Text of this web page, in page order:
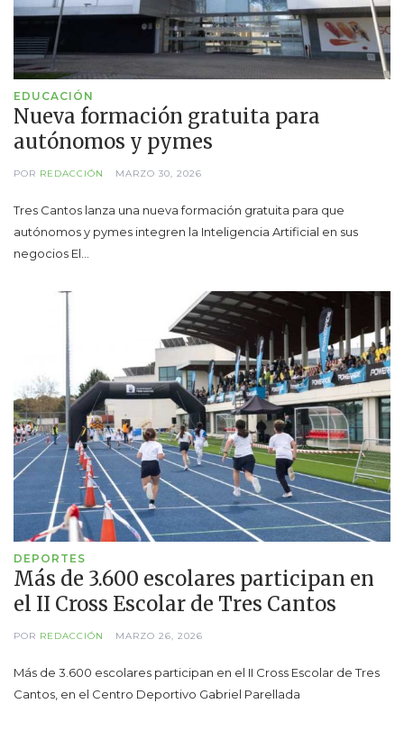
EDUCACIÓN
Nueva formación gratuita para
autónomos y pymes
POR REDACCIÓN MARZO 30, 2026
Tres Cantos lanza una nueva formación gratuita para que
autónomos y pymes integren la Inteligencia Artificial en sus
negocios El…
DEPORTES
Más de 3.600 escolares participan en
el II Cross Escolar de Tres Cantos
POR REDACCIÓN MARZO 26, 2026
Más de 3.600 escolares participan en el II Cross Escolar de Tres
Cantos, en el Centro Deportivo Gabriel Parellada